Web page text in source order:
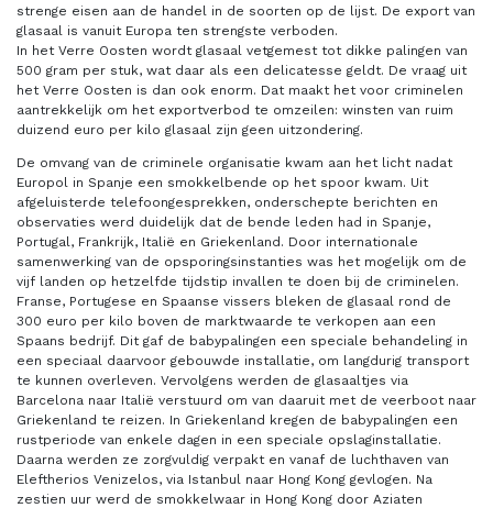
strenge eisen aan de handel in de soorten op de lijst. De export van
glasaal is vanuit Europa ten strengste verboden.
In het Verre Oosten wordt glasaal vetgemest tot dikke palingen van
500 gram per stuk, wat daar als een delicatesse geldt. De vraag uit
het Verre Oosten is dan ook enorm. Dat maakt het voor criminelen
aantrekkelijk om het exportverbod te omzeilen: winsten van ruim
duizend euro per kilo glasaal zijn geen uitzondering.
De omvang van de criminele organisatie kwam aan het licht nadat
Europol in Spanje een smokkelbende op het spoor kwam. Uit
afgeluisterde telefoongesprekken, onderschepte berichten en
observaties werd duidelijk dat de bende leden had in Spanje,
Portugal, Frankrijk, Italië en Griekenland. Door internationale
samenwerking van de opsporingsinstanties was het mogelijk om de
vijf landen op hetzelfde tijdstip invallen te doen bij de criminelen.
Franse, Portugese en Spaanse vissers bleken de glasaal rond de
300 euro per kilo boven de marktwaarde te verkopen aan een
Spaans bedrijf. Dit gaf de babypalingen een speciale behandeling in
een speciaal daarvoor gebouwde installatie, om langdurig transport
te kunnen overleven. Vervolgens werden de glasaaltjes via
Barcelona naar Italië verstuurd om van daaruit met de veerboot naar
Griekenland te reizen. In Griekenland kregen de babypalingen een
rustperiode van enkele dagen in een speciale opslaginstallatie.
Daarna werden ze zorgvuldig verpakt en vanaf de luchthaven van
Eleftherios Venizelos, via Istanbul naar Hong Kong gevlogen. Na
zestien uur werd de smokkelwaar in Hong Kong door Aziaten